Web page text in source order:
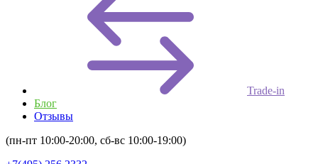
Trade-in
Блог
Отзывы
(пн-пт 10:00-20:00, сб-вс 10:00-19:00)